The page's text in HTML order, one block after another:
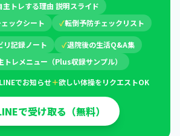
主トレする理由 説明スライド
ックシート ✓転倒予防チェックリスト
リ記録ノート ✓退院後の生活Q&A集
トレメニュー（Plus収録サンプル）
でお知らせ＋欲しい体操をリクエストOK
で受け取る（無料）